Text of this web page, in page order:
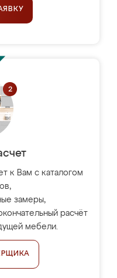
к Вам с каталогом
замеры,
расчёт
мебели.